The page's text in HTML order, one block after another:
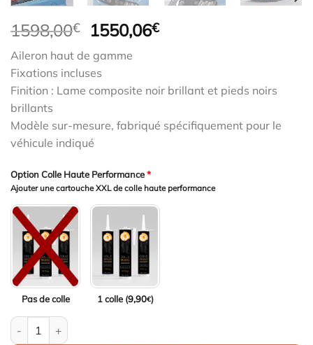
1598,00€
Le
initial
était :
1598,00€.
1550,06€Le
1550,06€.
Aileron haut de gamme
Fixations incluses
Finition : Lame composite noir brillant et pieds noirs
brillants
Modèle sur-mesure, fabriqué spécifiquement pour le
véhicule indiqué
Option Colle Haute Performance*
Ajouter une cartouche XXL de colle haute performance
Pas de colle 1 colle (9,90€)
quantité de Aileron Col de cygne V1 pour Ford Mustang MK6